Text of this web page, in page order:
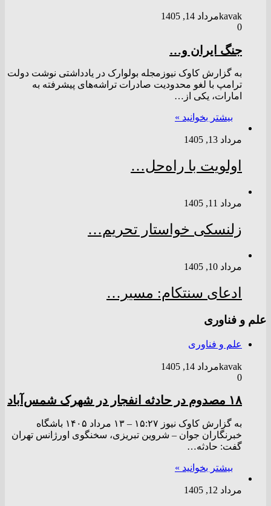
kavakمرداد 14, 1405
0
جنگ ایران و…
به گزارش کاوک نیوزمجله بولوارک در یادداشتی نوشت دولت
ترامپ با لغو محدودیت صادرات تراشه‌های پیشرفته به
امارات، یکی از…
بیشتر بخوانید »
مرداد 13, 1405
اولویت با راه‌حل…
مرداد 11, 1405
زلنسکی خواستار تحریم…
مرداد 10, 1405
ادعای سنتکام: مسیر…
علم و فناوری
علم و فناوری
kavakمرداد 14, 1405
0
۱۸ مصدوم در حادثه انفجار در شهرک شمس‌آباد
به گزارش کاوک نیوز ۱۵:۲۷ – ۱۳ مرداد ۱۴۰۵ باشگاه
خبرنگاران جوان – شروین تبریزی، سخنگوی اورژانس تهران
گفت: حادثه…
بیشتر بخوانید »
مرداد 12, 1405